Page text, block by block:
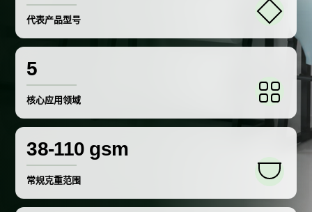
代表产品型号
5
核心应用领域
38-110 gsm
常规克重范围